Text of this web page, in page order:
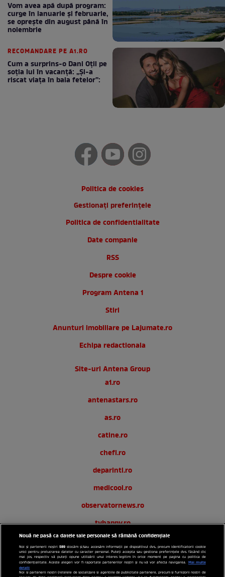
Vom avea apă după program:
curge în ianuarie și februarie,
se oprește din august până în
noiembrie
RECOMANDARE PE A1.RO
Cum a surprins-o Dani Oțil pe
soția lui în vacanță: „Și-a
riscat viața în baia fetelor”:
Politica de cookies
Gestionați preferințele
Politica de confidentialitate
Date companie
RSS
Despre cookie
Program Antena 1
Stiri
Anunturi imobiliare pe Lajumate.ro
Echipa redactionala
Site-uri Antena Group
a1.ro
antenastars.ro
as.ro
catine.ro
chefi.ro
deparinti.ro
medicool.ro
observatornews.ro
tvhappy.ro
useit.ro
zutv.ro
Nouă ne pasă ca datele tale personale să rămână confidențiale
Noi și partenerii noștri589 stocăm și/sau accesăm informații pe dispozitivul dvs., precum identificatorii cookie
unici pentru prelucrarea datelor cu caracter personal. Puteți accepta sau gestiona preferințele dvs. făcând clic
mai jos, respectiv vă puteți opune utilizării unui interes legitim în orice moment pe pagina cu politica de
confidențialitate. Aceste alegeri vor fi raportate partenerilor noștri și nu vă vor afecta navigarea. Mai multe
detalii
Noi si partenerii nostri (retelele de socializare si agentiile de publicitate partenere, precum si furnizorii nostri de